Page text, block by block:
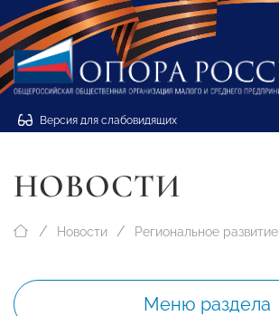
Версия для слабовидящих
НОВОСТИ
Новости Региональное развитие
Меню раздела